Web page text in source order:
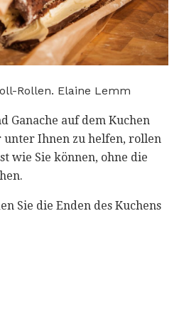
Rollen. Elaine Lemm
Ganache auf dem Kuchen
unter Ihnen zu helfen, rollen
wie Sie können, ohne die
Sie die Enden des Kuchens